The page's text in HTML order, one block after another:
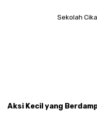
Sekolah
Aksi Kecil yang